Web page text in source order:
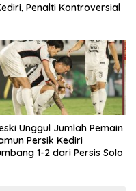
Penalti Kontroversial
Unggul Jumlah Pemain
Persik Kediri
1-2 dari Persis Solo